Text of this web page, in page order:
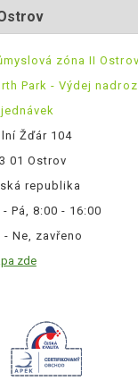
zóna II
Park - Výdej
Žďár 104
01 Ostrov
republika
- Pá, 8:00 - 16:00
- Ne, zavřeno
zde